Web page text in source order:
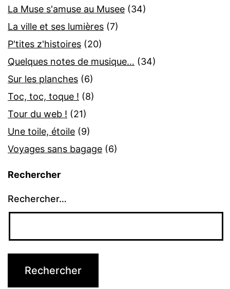
La Muse s'amuse au Musee (34)
La ville et ses lumières (7)
P'tites z'histoires (20)
Quelques notes de musique… (34)
Sur les planches (6)
Toc, toc, toque ! (8)
Tour du web ! (21)
Une toile, étoile (9)
Voyages sans bagage (6)
Rechercher
Rechercher…